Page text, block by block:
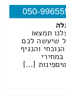
050-
תמצאו
שיעשה לכם
והנגיף
[…]